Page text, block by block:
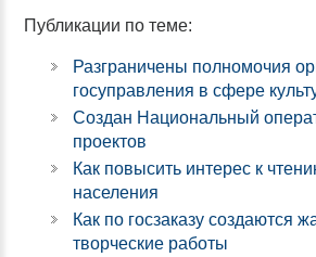
Публикации по теме:
Разграничены полномочия
госуправления в сфере
Создан Национальный
проектов
Как повысить интерес к
населения
Как по госзаказу создаются
творческие работы